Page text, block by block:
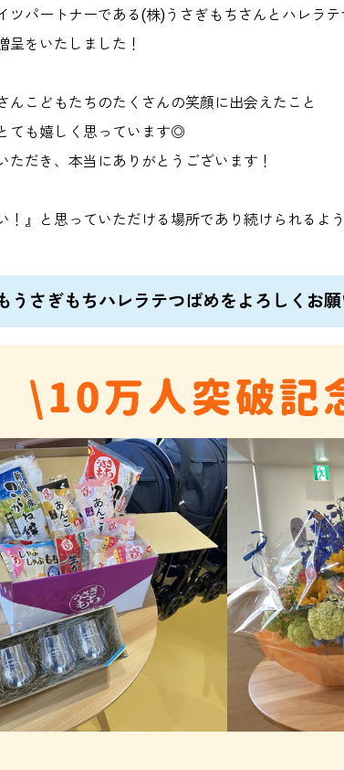
ツパートナーである(株)うさぎもちさんとハレラテ
呈をいたしました！
んこどもたちのたくさんの笑顔に出会えたこと
ても嬉しく思っています◎
ただき、本当にありがとうございます！
！』と思っていただける場所であり続けられるよ
うさぎもちハレラテつばめをよろしくお願